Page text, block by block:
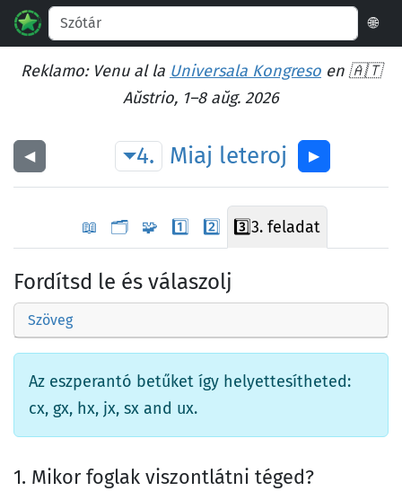
🌐
Reklamo: Venu al la Universala Kongreso en 🇦🇹
Aŭstrio, 1–8 aŭg. 2026
◀︎ 4. Miaj leteroj ▶︎
📖 🗂️ 🧩 1️⃣ 2️⃣ 3️⃣3. feladat
Fordítsd le és válaszolj
Szöveg
Az eszperantó betűket így helyettesítheted:
cx, gx, hx, jx, sx and ux.
1. Mikor foglak viszontlátni téged?